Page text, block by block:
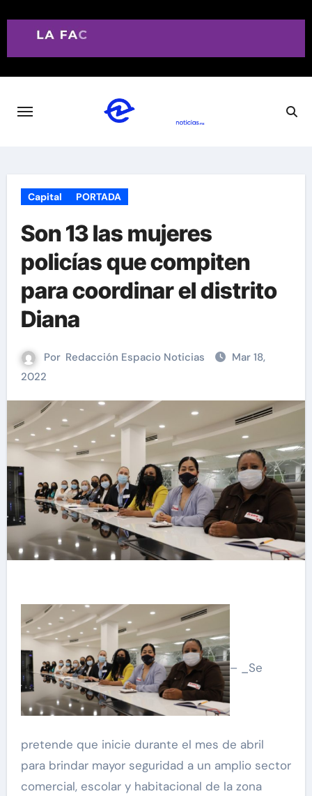
Capital PORTADA
Son 13 las mujeres
policías que compiten
para coordinar el distrito
Diana
Por Redacción Espacio Noticias
Mar 18,
2022
– _Se
pretende que inicie durante el mes de abril
para brindar mayor seguridad a un amplio sector
comercial, escolar y habitacional de la zona